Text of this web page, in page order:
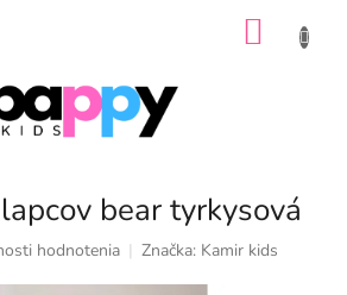
bear tyrkysová
hodnotenia Značka: Kamir kids